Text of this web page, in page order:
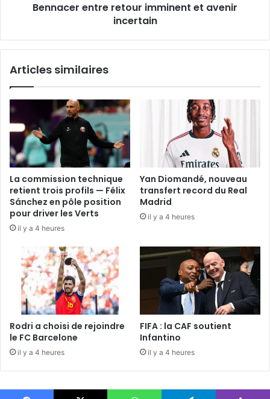
Bennacer entre retour imminent et avenir
incertain
Articles similaires
La commission technique
retient trois profils — Félix
Sánchez en pôle position
pour driver les Verts
il y a 4 heures
Yan Diomandé, nouveau
transfert record du Real
Madrid
il y a 4 heures
Rodri a choisi de rejoindre
le FC Barcelone
il y a 4 heures
FIFA : la CAF soutient
Infantino
il y a 4 heures